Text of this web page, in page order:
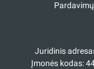
Juridinis
Įmonės kodas: